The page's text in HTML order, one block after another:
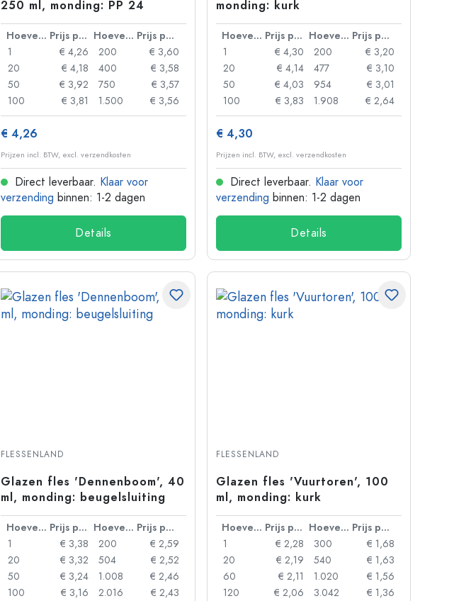
250 ml, monding: PP 24
Hoeveelheid Prijs per eenheid Hoeveelheid
Prijs per eenheid
1
€ 4,26
20
€ 4,18
50
€ 3,92
100
€ 3,81
200
€ 3,60
400
€ 3,58
750
€ 3,57
1.500
€ 3,56
€ 4,26
Prijzen incl. BTW, excl. verzendkosten
Direct leverbaar. Klaar voor
verzending binnen: 1-2 dagen
Details
monding: kurk
Hoeveelheid Prijs per eenheid Hoeveelheid
Prijs per eenheid
1
€ 4,30
20
€ 4,14
50
€ 4,03
100
€ 3,83
200
€ 3,20
477
€ 3,10
954
€ 3,01
1.908
€ 2,64
€ 4,30
Prijzen incl. BTW, excl. verzendkosten
Direct leverbaar. Klaar voor
verzending binnen: 1-2 dagen
Details
FLESSENLAND
Glazen fles 'Dennenboom', 40
ml, monding: beugelsluiting
Hoeveelheid Prijs per eenheid Hoeveelheid
Prijs per eenheid
1
€ 3,38
20
€ 3,32
50
€ 3,24
100
€ 3,16
200
€ 2,59
504
€ 2,52
1.008
€ 2,46
2.016
€ 2,43
FLESSENLAND
Glazen fles 'Vuurtoren', 100
ml, monding: kurk
Hoeveelheid Prijs per eenheid Hoeveelheid
Prijs per eenheid
1
€ 2,28
20
€ 2,19
60
€ 2,11
120
€ 2,06
300
€ 1,68
540
€ 1,63
1.020
€ 1,56
3.042
€ 1,36